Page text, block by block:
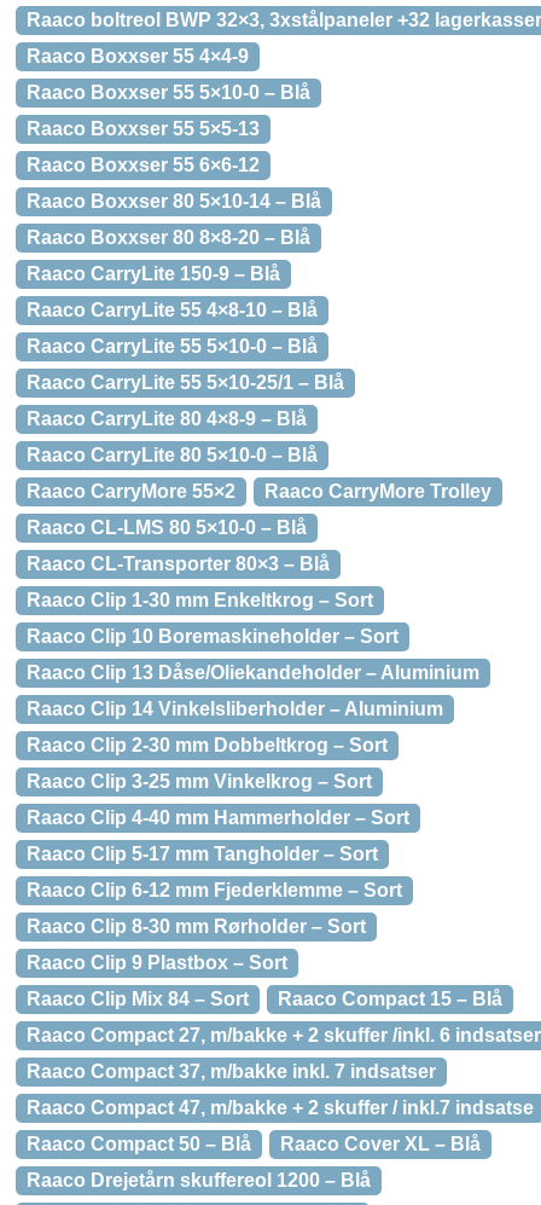
Raaco boltreol BWP 32×3, 3xstålpaneler +32 lagerkasser
Raaco Boxxser 55 4×4-9
Raaco Boxxser 55 5×10-0 – Blå
Raaco Boxxser 55 5×5-13
Raaco Boxxser 55 6×6-12
Raaco Boxxser 80 5×10-14 – Blå
Raaco Boxxser 80 8×8-20 – Blå
Raaco CarryLite 150-9 – Blå
Raaco CarryLite 55 4×8-10 – Blå
Raaco CarryLite 55 5×10-0 – Blå
Raaco CarryLite 55 5×10-25/1 – Blå
Raaco CarryLite 80 4×8-9 – Blå
Raaco CarryLite 80 5×10-0 – Blå
Raaco CarryMore 55×2
Raaco CarryMore Trolley
Raaco CL-LMS 80 5×10-0 – Blå
Raaco CL-Transporter 80×3 – Blå
Raaco Clip 1-30 mm Enkeltkrog – Sort
Raaco Clip 10 Boremaskineholder – Sort
Raaco Clip 13 Dåse/Oliekandeholder – Aluminium
Raaco Clip 14 Vinkelsliberholder – Aluminium
Raaco Clip 2-30 mm Dobbeltkrog – Sort
Raaco Clip 3-25 mm Vinkelkrog – Sort
Raaco Clip 4-40 mm Hammerholder – Sort
Raaco Clip 5-17 mm Tangholder – Sort
Raaco Clip 6-12 mm Fjederklemme – Sort
Raaco Clip 8-30 mm Rørholder – Sort
Raaco Clip 9 Plastbox – Sort
Raaco Clip Mix 84 – Sort
Raaco Compact 15 – Blå
Raaco Compact 27, m/bakke + 2 skuffer /inkl. 6 indsatser
Raaco Compact 37, m/bakke inkl. 7 indsatser
Raaco Compact 47, m/bakke + 2 skuffer / inkl.7 indsatse
Raaco Compact 50 – Blå
Raaco Cover XL – Blå
Raaco Drejetårn skuffereol 1200 – Blå